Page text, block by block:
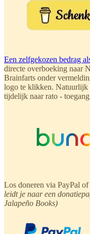
Een zelfgekozen bedrag
directe overboeking naar
Brainfarts onder
logo te klikken. Natuurlijk
tijdelijk naar rato -
Los doneren via PayPal
leidt je naar een
Jalapeño Books)